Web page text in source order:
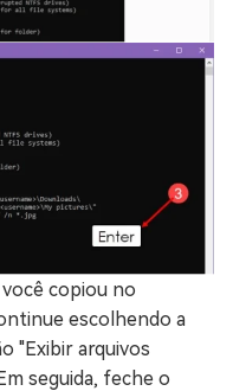
copiou no
escolhendo a
"Exibir arquivos
seguida, feche o